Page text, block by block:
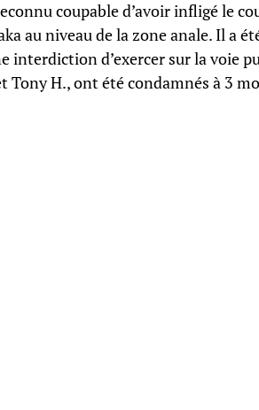
coupable d’avoir infligé le
au niveau de la zone anale. Il a
interdiction d’exercer sur la voie
Tony H., ont été condamnés à 3